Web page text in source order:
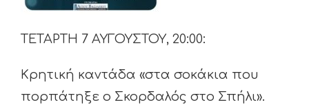
ΤΕΤΑΡΤΗ 7 ΑΥΓΟΥΣΤΟΥ, 20:00:
Κρητική καντάδα «στα σοκάκια που
πορπάτηξε ο Σκορδαλός στο Σπήλι».